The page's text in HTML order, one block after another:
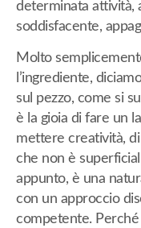
determinata attività,
soddisfacente,
Molto
l’ingrediente,
sul pezzo, come si
è la gioia di fare un
mettere creatività,
che non è
appunto, è una
con un approccio
competente. Perché